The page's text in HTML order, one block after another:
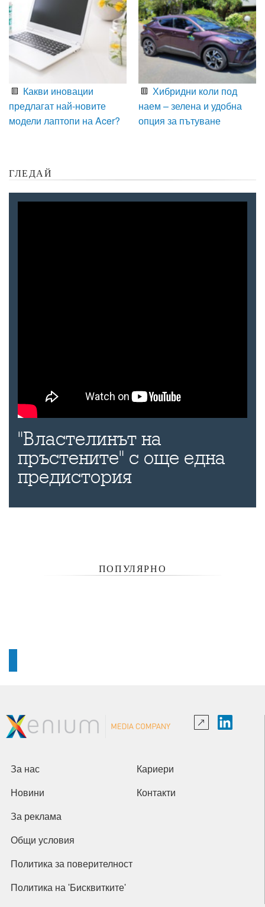
Какви иновации
предлагат най-новите
модели лаптопи на Acer?
Хибридни коли под
наем – зелена и удобна
опция за пътуване
ГЛЕДАЙ
"Властелинът на
пръстените" с още една
предистория
ПОПУЛЯРНО
За нас Кариери
Новини Контакти
За реклама
Общи условия
Политика за поверителност
Политика на 'Бисквитките'